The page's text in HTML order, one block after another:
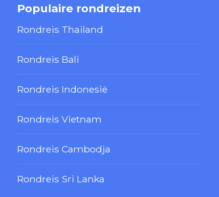
Populaire rondreizen
Rondreis Thailand
Rondreis Bali
Rondreis Indonesië
Rondreis Vietnam
Rondreis Cambodja
Rondreis Sri Lanka